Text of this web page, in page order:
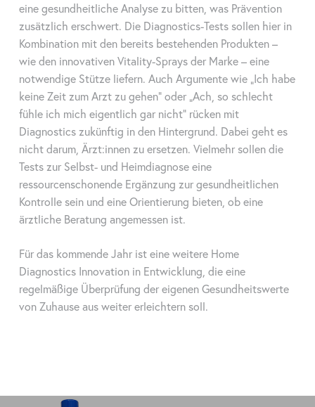
eine gesundheitliche Analyse zu bitten, was Prävention
zusätzlich erschwert. Die Diagnostics-Tests sollen hier in
Kombination mit den bereits bestehenden Produkten –
wie den innovativen Vitality-Sprays der Marke – eine
notwendige Stütze liefern. Auch Argumente wie „Ich habe
keine Zeit zum Arzt zu gehen" oder „Ach, so schlecht
fühle ich mich eigentlich gar nicht" rücken mit
Diagnostics zukünftig in den Hintergrund. Dabei geht es
nicht darum, Ärzt:innen zu ersetzen. Vielmehr sollen die
Tests zur Selbst- und Heimdiagnose eine
ressourcenschonende Ergänzung zur gesundheitlichen
Kontrolle sein und eine Orientierung bieten, ob eine
ärztliche Beratung angemessen ist.
Für das kommende Jahr ist eine weitere Home
Diagnostics Innovation in Entwicklung, die eine
regelmäßige Überprüfung der eigenen Gesundheitswerte
von Zuhause aus weiter erleichtern soll.